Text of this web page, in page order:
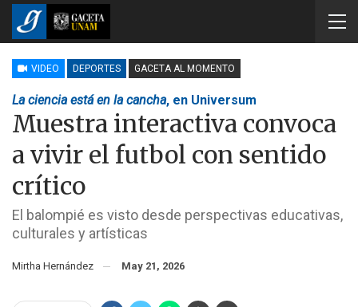
VIDEO DEPORTES GACETA AL MOMENTO
La ciencia está en la cancha, en Universum
Muestra interactiva convoca
a vivir el futbol con sentido
crítico
El balompié es visto desde perspectivas educativas,
culturales y artísticas
Mirtha Hernández May 21, 2026